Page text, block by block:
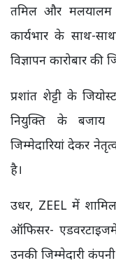
तमिल और
कार्यभार के साथ-
विज्ञापन कारोबार की
प्रशांत शेट्टी के
नियुक्ति के बजाय
जिम्मेदारियां देकर
है।
उधर, ZEEL में
ऑफिसर-
उनकी जिम्मेदारी